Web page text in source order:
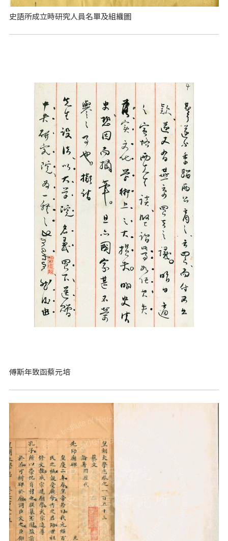
史語所成立時研究人員名單及組織圖
傅斯年致函蔡元培